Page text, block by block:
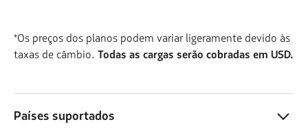
*Os preços dos planos podem variar ligeramente devido às
taxas de câmbio. Todas as cargas serão cobradas em USD.
Países suportados